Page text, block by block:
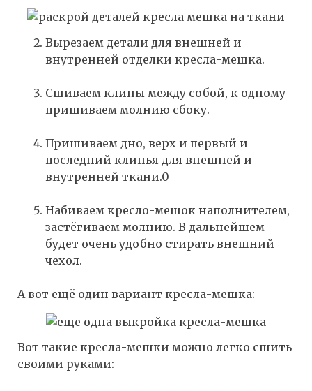
Вырезаем детали для внешней и
внутренней отделки кресла-мешка.
Сшиваем клины между собой, к одному
пришиваем молнию сбоку.
Пришиваем дно, верх и первый и
последний клинья для внешней и
внутренней ткани.0
Набиваем кресло-мешок наполнителем,
застёгиваем молнию. В дальнейшем
будет очень удобно стирать внешний
чехол.
А вот ещё один вариант кресла-мешка:
Вот такие кресла-мешки можно легко сшить
своими руками: